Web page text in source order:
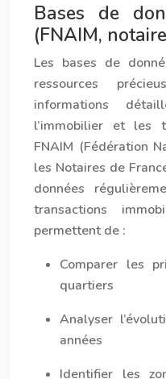
Bases de
(FNAIM,
Les bases de
ressources
informations
l’immobilier et les
FNAIM (Fédération
les Notaires de
données
transactions
permettent de :
Comparer les
quartiers
Analyser
années
Identifier les